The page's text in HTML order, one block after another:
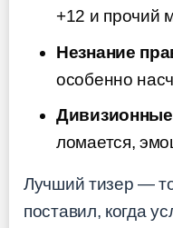
+12 и прочий
Незнание
особенно
ломается,
Лучший тизер —
поставил, когда